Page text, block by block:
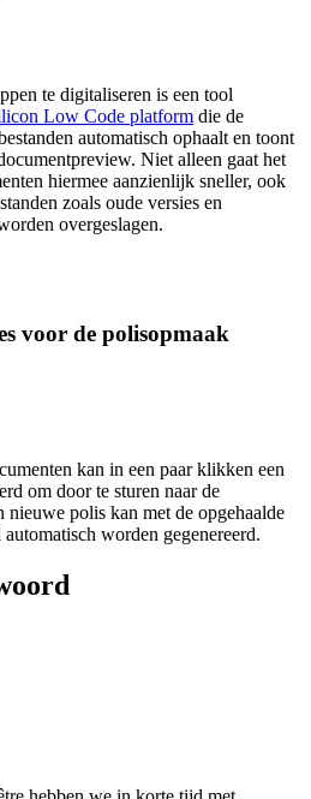
te digitaliseren is een tool
Low Code platform die de
automatisch ophaalt en toont
Niet alleen gaat het
hiermee aanzienlijk sneller, ook
zoals oude versies en
overgeslagen.
voor de polisopmaak
kan in een paar klikken een
om door te sturen naar de
nieuwe polis kan met de opgehaalde
worden gegenereerd.